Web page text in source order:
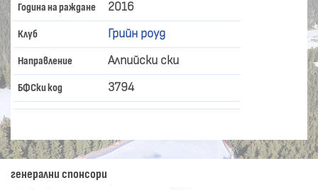
Година на раждане 2016
Клуб Грийн роуд
Направление Алпийски ски
БФСки код 3794
генерални спонсори